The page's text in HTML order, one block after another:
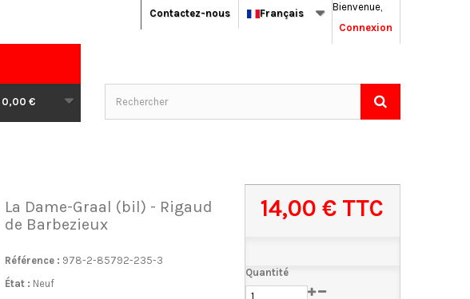
Bienvenue,
Connexion
Français
Contactez-nous
0,00 €
La Dame-Graal (bil) - Rigaud
de Barbezieux
Référence : 978-2-85792-235-3
État : Neuf
14,00 €TTC
Quantité